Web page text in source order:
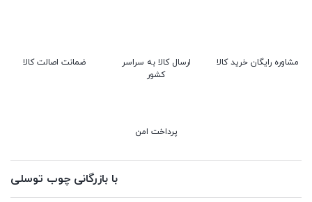
ضمانت اصالت کالا
ارسال کالا به سراسر
کشور
مشاوره رایگان خرید کالا
پرداخت امن
با بازرگانی چوب توسلی